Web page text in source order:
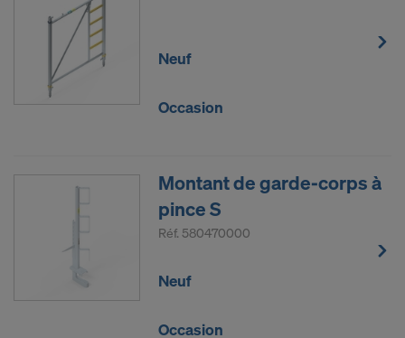
Neuf
Occasion
Montant de garde-corps à
pince S
Réf. 580470000
Neuf
Occasion